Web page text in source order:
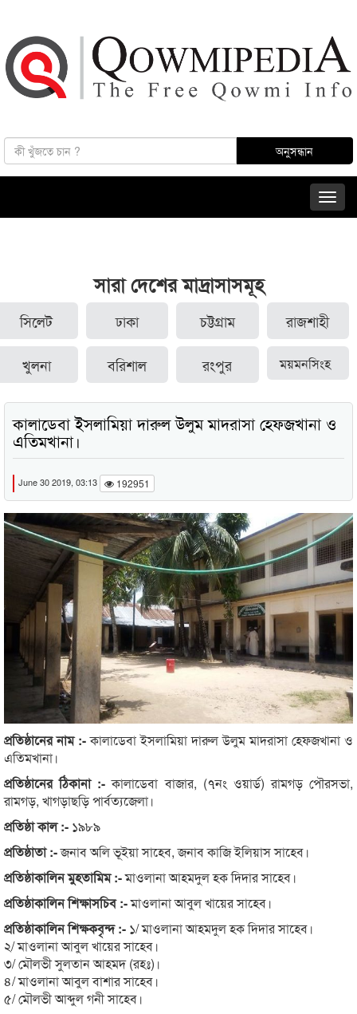
সারা দেশের মাদ্রাসাসমূহ
সিলেট ঢাকা চট্টগ্রাম রাজশাহী
খুলনা বরিশাল রংপুর ময়মনসিংহ
কালাডেবা ইসলামিয়া দারুল উলুম মাদরাসা হেফজখানা ও
এতিমখানা।
June 30 2019, 03:13 192951
প্রতিষ্ঠানের নাম :-কালাডেবা ইসলামিয়া দারুল উলুম মাদরাসা হেফজখানা ও
এতিমখানা।
প্রতিষ্ঠানের ঠিকানা :-কালাডেবা বাজার, (৭নং ওয়ার্ড) রামগড় পৌরসভা,
রামগড়, খাগড়াছড়ি পার্বত্যজেলা।
প্রতিষ্ঠা কাল :- ১৯৮৯
প্রতিষ্ঠাতা :-জনাব অলি ভূইয়া সাহেব, জনাব কাজি ইলিয়াস সাহেব।
প্রতিষ্ঠাকালিন মুহতামিম :-মাওলানা আহমদুল হক দিদার সাহেব।
প্রতিষ্ঠাকালিন শিক্ষাসচিব :-মাওলানা আবুল খায়ের সাহেব।
প্রতিষ্ঠাকালিন শিক্ষকবৃন্দ :- ১/ মাওলানা আহমদুল হক দিদার সাহেব।
২/ মাওলানা আবুল খায়ের সাহেব।
৩/ মৌলভী সুলতান আহমদ (রহঃ)।
৪/ মাওলানা আবুল বাশার সাহেব।
৫/ মৌলভী আব্দুল গনী সাহেব।